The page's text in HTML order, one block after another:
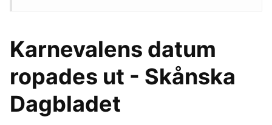
Karnevalens datum
ropades ut - Skånska
Dagbladet